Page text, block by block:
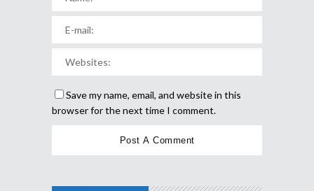
Save my name, email, and website in this
browser for the next time I comment.